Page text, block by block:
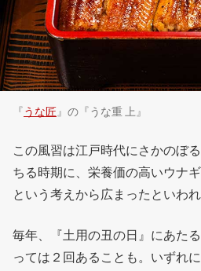
『うな匠』の『うな重 上』
この風習は江戸時代にさかのぼ
ちる時期に、栄養価の高いウナ
という考えから広まったといわれ
毎年、『土用の丑の日』にあた
っては２回あることも。いずれ